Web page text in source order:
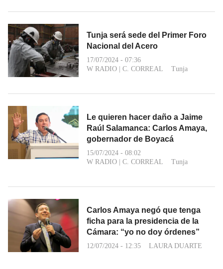
Tunja será sede del Primer Foro
Nacional del Acero
17/07/2024 - 07:36
W RADIO
C. CORREAL Tunja
Le quieren hacer daño a Jaime
Raúl Salamanca: Carlos Amaya,
gobernador de Boyacá
15/07/2024 - 08:02
W RADIO
C. CORREAL Tunja
Carlos Amaya negó que tenga
ficha para la presidencia de la
Cámara: “yo no doy órdenes”
12/07/2024 - 12:35 LAURA DUARTE